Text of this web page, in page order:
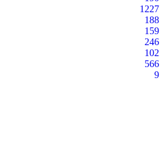
1227
188
159
246
102
566
9